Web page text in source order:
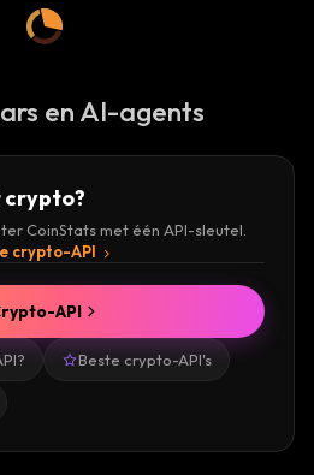
en AI-agents
crypto?
CoinStats met één API-sleutel.
crypto-API
Beste crypto-API's
API